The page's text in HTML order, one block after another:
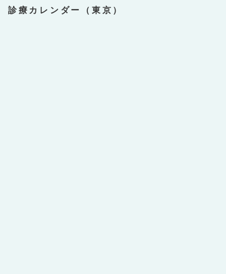
診療カレンダー（東京）